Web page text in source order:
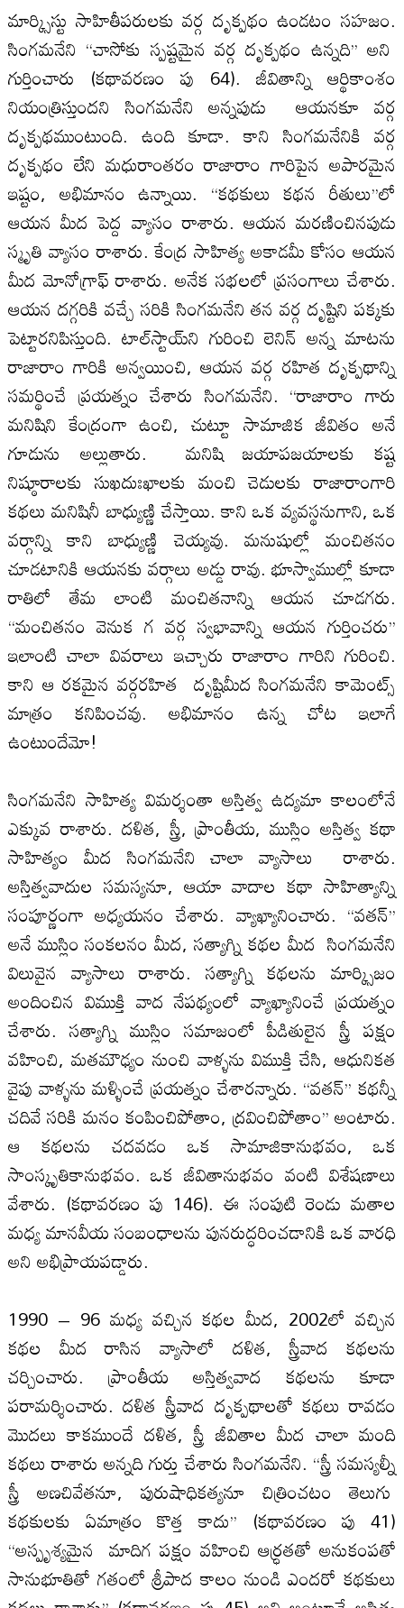
మార్క్సిస్టు సాహితీపరుల‌కు వర్గ దృక్పథం ఉండటం సహజం.
సింగమనేని ‘‘చాసోకు స్పష్టమైన వర్గ దృక్పథం ఉన్నది’’ అని
గుర్తించారు (కథావరణం పు 64). జీవితాన్ని ఆర్థికాంశం
నియంత్రిస్తుందని సింగమనేని అన్నపుడు ఆయనకూ వర్గ
దృక్పథముంటుంది. ఉంది కూడా. కాని సింగమనేనికి వర్గ
దృక్పథం లేని మధురాంతరం రాజారాం గారిపైన అపారమైన
ఇష్టం, అభిమానం ఉన్నాయి. ‘‘కథకులు కథన రీతులు’’లో
ఆయన మీద పెద్ద వ్యాసం రాశారు. ఆయన మరణించినపుడు
స్మృతి వ్యాసం రాశారు. కేంద్ర సాహిత్య అకాడమీ కోసం ఆయన
మీద మోనోగ్రాఫ్ రాశారు. అనేక సభల‌లో ప్రసంగాలు చేశారు.
ఆయన దగ్గరికి వచ్చే సరికి సింగమనేని తన వర్గ దృష్టిని పక్కకు
పెట్టారనిపిస్తుంది. టాల్‌స్టాయ్‌ని గురించి లెనిన్ అన్న మాటను
రాజారాం గారికి అన్వయించి, ఆయన వర్గ రహిత దృక్పథాన్ని
సమర్థించే ప్రయత్నం చేశారు సింగమనేని. ‘‘రాజారాం గారు
మనిషిని కేంద్రంగా ఉంచి, చుట్టూ సామాజిక జీవితం అనే
గూడును అల్లుతారు. మనిషి జయాపజయాల‌కు కష్ట
నిష్ఠూరాల‌కు సుఖదుఃఖాల‌కు మంచి చెడుల‌కు రాజారాంగారి
కథలు మనిషినీ బాధ్యుణ్ణి చేస్తాయి. కాని ఒక వ్యవస్థనుగాని, ఒక
వర్గాన్ని కాని బాధ్యుణ్ణి చెయ్యవు. మనుషుల్లో మంచితనం
చూడటానికి ఆయనకు వర్గాలు అడ్డు రావు. భూస్వాముల్లో కూడా
రాతిలో తేమ లాంటి మంచితనాన్ని ఆయన చూడగరు.
‘‘మంచితనం వెనుక గ వర్గ స్వభావాన్ని ఆయన గుర్తించరు’’
ఇలాంటి చాలా వివరాలు ఇచ్చారు రాజారాం గారిని గురించి.
కాని ఆ రకమైన వర్గరహిత దృష్టిమీద సింగమనేని కామెంట్స్
మాత్రం కనిపించవు. అభిమానం ఉన్న చోట ఇలాగే
ఉంటుందేమో!
సింగమనేని సాహిత్య విమర్శంతా అస్తిత్వ ఉద్యమా కాలంలోనే
ఎక్కువ రాశారు. దళిత, స్త్రీ, ప్రాంతీయ, ముస్లిం అస్తిత్వ కథా
సాహిత్యం మీద సింగమనేని చాలా వ్యాసాలు రాశారు.
అస్తిత్వవాదుల‌ సమస్యనూ, ఆయా వాదాల‌ కథా సాహిత్యాన్ని
సంపూర్ణంగా అధ్యయనం చేశారు. వ్యాఖ్యానించారు. ‘‘వతన్’’
అనే ముస్లిం సంకల‌నం మీద, సత్యాగ్ని కథల‌ మీద సింగమనేని
విలువైన వ్యాసాలు రాశారు. సత్యాగ్ని కథల‌ను మార్క్సిజం
అందించిన విముక్తి వాద నేపథ్యంలో వ్యాఖ్యానించే ప్రయత్నం
చేశారు. సత్యాగ్ని ముస్లిం సమాజంలో పీడితులైన స్త్రీ పక్షం
వహించి, మతమౌఢ్యం నుంచి వాళ్ళను విముక్తి చేసి, ఆధునికత
వైపు వాళ్ళను మళ్ళించే ప్రయత్నం చేశారన్నారు. ‘‘వతన్’’ కథన్నీ
చదివే సరికి మనం కంపించిపోతాం, ద్రవించిపోతాం’’ అంటారు.
ఆ కథల‌ను చదవడం ఒక సామాజికానుభవం, ఒక
సాంస్కృతికానుభవం. ఒక జీవితానుభవం వంటి విశేషణాలు
వేశారు. (కథావరణం పు 146). ఈ సంపుటి రెండు మతాల‌
మధ్య మానవీయ సంబంధాల‌ను పునరుద్ధరించడానికి ఒక వారధి
అని అభిప్రాయపడ్డారు.
1990 – 96 మధ్య వచ్చిన కథల‌ మీద, 2002లో వచ్చిన
కథల‌ మీద రాసిన వ్యాసాలో దళిత, స్త్రీవాద కథల‌ను
చర్చించారు. ప్రాంతీయ అస్తిత్వవాద కథల‌ను కూడా
పరామర్శించారు. దళిత స్త్రీవాద దృక్పథాలతో కథలు రావడం
మొదలు కాకముందే దళిత, స్త్రీ జీవితాల‌ మీద చాలా మంది
కథలు రాశారు అన్నది గుర్తు చేశారు సింగమనేని. ‘‘స్త్రీ సమస్యల్నీ
స్త్రీ అణచివేతనూ, పురుషాధికత్యనూ చిత్రించటం తెలుగు
కథకుల‌కు ఏమాత్రం కొత్త కాదు’’ (కథావరణం పు 41)
‘‘అస్పృశ్యమైన మాదిగ పక్షం వహించి ఆర్ధ్రతతో అనుకంపతో
సానుభూతితో గతంలో శ్రీపాద కాలం నుండి ఎందరో కథకులు